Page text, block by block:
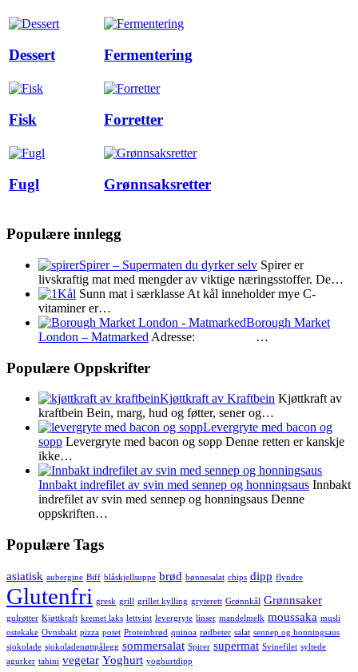
Dessert Fermentering
Fisk Forretter
Fugl Grønnsaksretter
Populære innlegg
Spirer – Supermaten du dyrker selv Spirer er
livskraftig mat med mengder av viktige næringsstoffer. De…
Kål Sunn mat i særklasse At kål inneholder mye C-
vitaminer er…
Borough Market
London – Matmarked Adresse: …
Populære Oppskrifter
Kjøttkraft av Kraftbein Kjøttkraft av
kraftbein Bein, marg, hud og føtter, sener og…
Levergryte med bacon og
sopp Levergryte med bacon og sopp Denne retten er kanskje
ikke…
Innbakt indrefilet av svin med sennep og honningsaus Innbakt
indrefilet av svin med sennep og honningsaus Denne
oppskriften…
Populære Tags
asiatisk aubergine Biff blåskjellsuppe brød bønnesalat chips dipp flyndre
Glutenfri gresk grill grillet kylling gryterett Grønnkål Grønnsaker
gulrøtter Kjøttkraft kremet laks lettvint levergryte linser mandelmelk moussaka musli
ostekake Ovnsbakt pizza potet Proteinbrød quinoa rødbeter salat sennep og honningsaus
sjokolade sjokoladenøttpålegg sommersalat Spirer supermat Svinefilet syltede
agurker tahini vegetar Yoghurt yoghurtdipp